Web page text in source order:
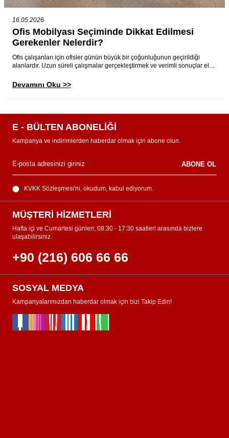
16.05.2026
Ofis Mobilyası Seçiminde Dikkat Edilmesi
Gerekenler Nelerdir?
Ofis çalışanları için ofisler günün büyük bir çoğunluğunun geçirildiği
alanlardır. Uzun süreli çalışmalar gerçekleştirmek ve verimli sonuçlar elde
seçim yaparken özellikle değerlendirilebilecek önemli noktaları birlikte
inceleyelim.
Devamını Oku >>
MÜŞTERİ HİZMETLERİ
Hafta içi ve Cumartesi günleri; 08:30 - 17:30 saatleri arasında bizlere
ulaşabilirsiniz.
+90 (216) 606 66 66
E - BÜLTEN ABONELİĞİ
Kampanya ve indirimlerden haberdar olmak için abone olun.
ABONE OL
KVKK Sözleşmesi'ni , okudum, kabul ediyorum.
SOSYAL MEDYA
Kampanyalarımızdan haberdar olmak için bizi Takip Edin!